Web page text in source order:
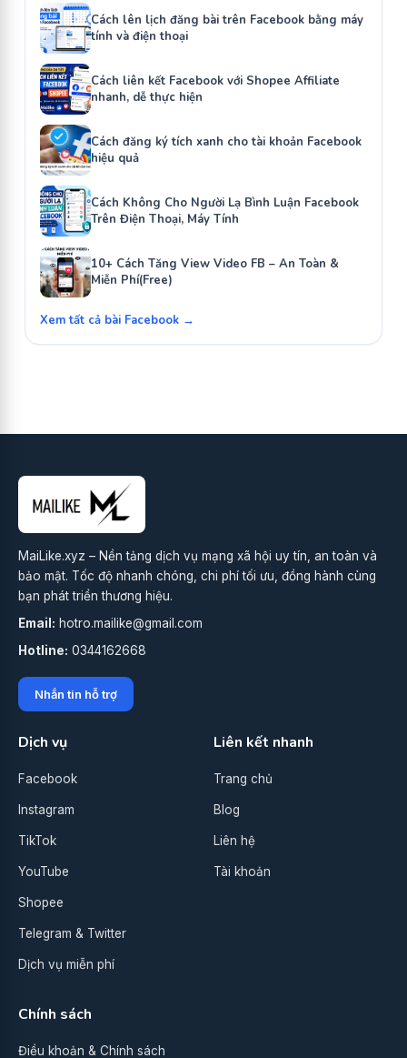
Cách lên lịch đăng bài trên Facebook bằng máy
tính và điện thoại
Cách liên kết Facebook với Shopee Affiliate
nhanh, dễ thực hiện
Cách đăng ký tích xanh cho tài khoản Facebook
hiệu quả
Cách Không Cho Người Lạ Bình Luận Facebook
Trên Điện Thoại, Máy Tính
10+ Cách Tăng View Video FB – An Toàn &
Miễn Phí(Free)
Xem tất cả bài Facebook →
MaiLike.xyz – Nền tảng dịch vụ mạng xã hội uy tín, an toàn và
bảo mật. Tốc độ nhanh chóng, chi phí tối ưu, đồng hành cùng
bạn phát triển thương hiệu.
Email: hotro.mailike@gmail.com
Hotline: 0344162668
Nhắn tin hỗ trợ
Dịch vụ
Facebook
Instagram
TikTok
YouTube
Shopee
Telegram & Twitter
Dịch vụ miễn phí
Liên kết nhanh
Trang chủ
Blog
Liên hệ
Tài khoản
Chính sách
Điều khoản & Chính sách